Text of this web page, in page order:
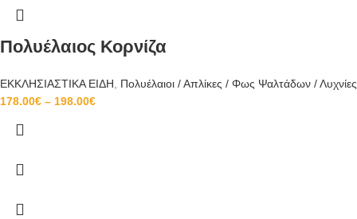
Πολυέλαιος Κορνίζα
ΕΚΚΛΗΣΙΑΣΤΙΚΑ ΕΙΔΗ, Πολυέλαιοι / Απλίκες / Φως Ψαλτάδων / Λυχνίες
178.00€ – 198.00€